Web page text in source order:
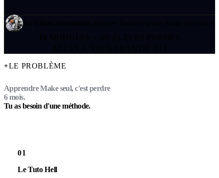
+LE PROBLÈME
Apprendre Make seul, c'est perdre
6 mois.
Tu as besoin d'une méthode.
01
Le Tuto Hell